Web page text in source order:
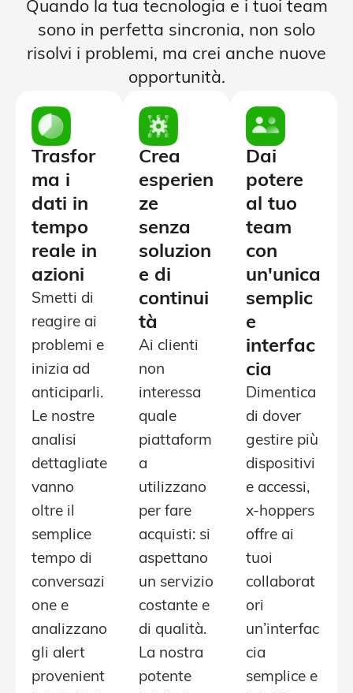
Quando la tua tecnologia e i tuoi team
sono in perfetta sincronia, non solo
risolvi i problemi, ma crei anche nuove
opportunità.
Trasfor
ma i
dati in
tempo
reale in
azioni
Smetti di
reagire ai
problemi e
inizia ad
anticiparli.
Le nostre
analisi
dettagliate
vanno
oltre il
semplice
tempo di
conversazi
one e
analizzano
gli alert
provenient
Crea
esperien
ze
senza
soluzion
e di
continui
tà
Ai clienti
non
interessa
quale
piattaform
a
utilizzano
per fare
acquisti: si
aspettano
un servizio
costante e
di qualità.
La nostra
potente
Dai
potere
al tuo
team
con
un'unica
semplic
e
interfac
cia
Dimentica
di dover
gestire più
dispositivi
e accessi,
x-hoppers
offre ai
tuoi
collaborat
ori
un’interfac
cia
semplice e